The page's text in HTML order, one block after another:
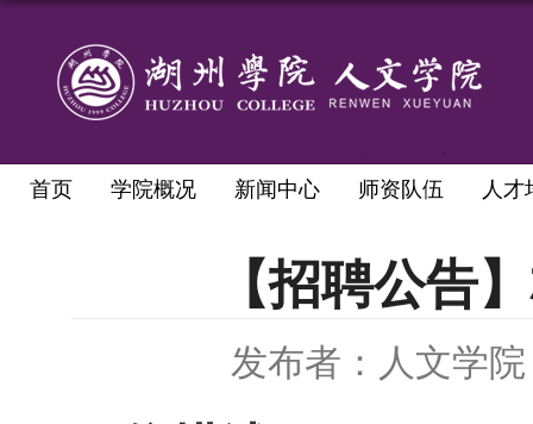
首页 学院概况 新闻中心 师资队伍 人才
【招聘公告
发布者：人文学院